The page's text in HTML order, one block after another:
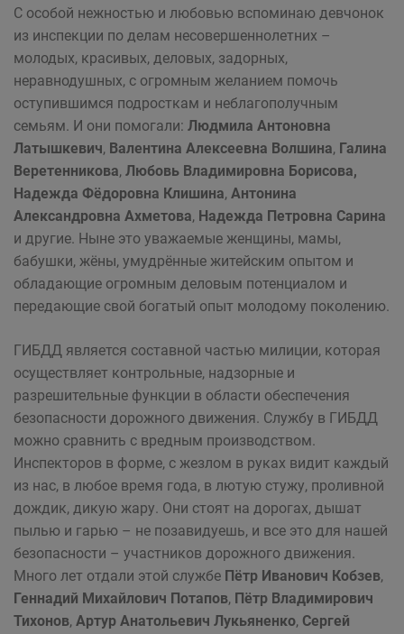
С особой нежностью и любовью вспоминаю девчонок
из инспекции по делам несовершеннолетних –
молодых, красивых, деловых, задорных,
неравнодушных, с огромным желанием помочь
оступившимся подросткам и не­благополучным
семьям. И они помогали: Людмила Антоновна
Латышкевич, Валентина Алексеевна Волшина, Галина
Веретенникова, Любовь Владимировна Борисова,
Надежда Фёдоровна Клишина, Антонина
Александровна Ахметова, Надежда Петровна Сарина
и другие. Ныне это уважа­емые женщины, мамы,
бабушки, жёны, умудрённые житейским опытом и
обладающие огромным деловым потенциалом и
передающие свой богатый опыт молодому поколению.
ГИБДД является составной частью милиции, которая
осуществляет контрольные, надзорные и
разрешительные функции в области обеспечения
безопасности дорожного движения. Службу в ГИБДД
можно сравнить с вредным производством.
Инспекторов в форме, с жезлом в руках видит каждый
из нас, в любое время года, в лютую стужу, проливной
дождик, дикую жару. Они стоят на дорогах, дышат
пылью и гарью – не позавидуешь, и все это для нашей
безопасности – участников дорожного движения.
Много лет отдали этой службе Пётр Иванович Кобзев,
Геннадий Михайлович Потапов, Пётр Владимирович
Тихонов, Ар­тур Анатольевич Лукьяненко, Сергей